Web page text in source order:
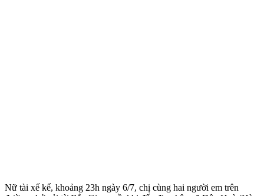
Nữ tài xế kể, khoảng 23h ngày 6/7, chị cùng hai người em trên